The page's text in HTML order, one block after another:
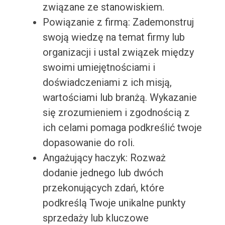
związane ze stanowiskiem.
Powiązanie z firmą: Zademonstruj
swoją wiedzę na temat firmy lub
organizacji i ustal związek między
swoimi umiejętnościami i
doświadczeniami z ich misją,
wartościami lub branżą. Wykazanie
się zrozumieniem i zgodnością z
ich celami pomaga podkreślić twoje
dopasowanie do roli.
Angażujący haczyk: Rozważ
dodanie jednego lub dwóch
przekonujących zdań, które
podkreślą Twoje unikalne punkty
sprzedaży lub kluczowe